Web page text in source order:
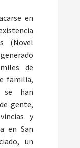
en
(Novel
de
familia,
se han
gente,
y
en San
un